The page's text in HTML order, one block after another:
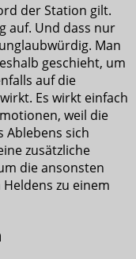
der Station gilt.
auf. Und dass nur
Man
geschieht, um
auf die
Es wirkt einfach
weil die
Ablebens sich
zusätzliche
die ansonsten
zu einem